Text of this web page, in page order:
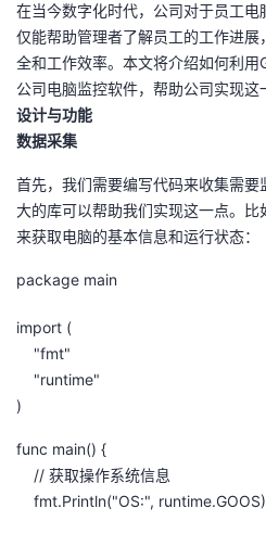
发
者
我
的
博
客
我
的
论
坛
我
的
圈
我
的
播
我
活
动
的
关
我
的
我
在当今数字化时代，公司对于员工
仅能帮助管理者了解员工的工作进
全和工作效率。本文将介绍如何利
公司电脑监控软件，帮助公司实现这
设计与功能
数据采集
首先，我们需要编写代码来收集需
大的库可以帮助我们实现这一点。
来获取电脑的基本信息和运行状态：
package main
import (
"fmt"
"runtime"
)
func main() {
// 获取操作系统信息
fmt.Println("OS:", runtime.GOOS)